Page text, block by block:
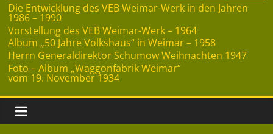
Die Entwicklung des VEB Weimar-Werk in den Jahren
1986 – 1990
Vorstellung des VEB Weimar-Werk – 1964
Album „50 Jahre Volkshaus“ in Weimar – 1958
Herrn Generaldirektor Schumow Weihnachten 1947
Foto – Album „Waggonfabrik Weimar“
vom 19. November 1934